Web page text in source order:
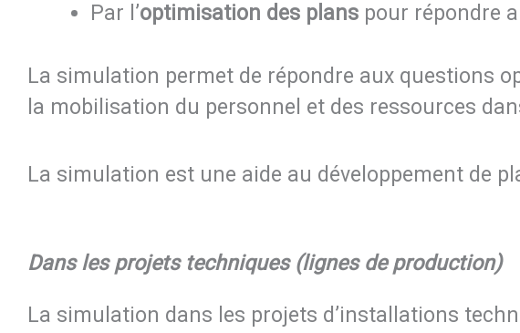
Par l’optimisation des plans pour répondre
La simulation permet de répondre aux questions
la mobilisation du personnel et des ressources
La simulation est une aide au développement de
Dans les projets techniques (lignes de production)
La simulation dans les projets d’installations